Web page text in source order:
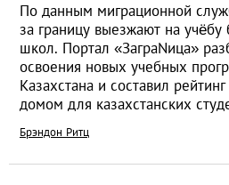
По данным миграционной
за границу выезжают на
школ. Портал «ЗаграNица»
освоения новых учебных
Казахстана и составил
домом для казахстанских
Брэндон Ритц